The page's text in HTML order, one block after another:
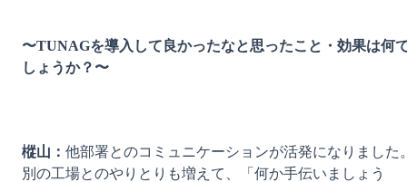
〜TUNAGを導入して良かったなと思ったこと・効果は何
しょうか？〜
樅山： 他部署とのコミュニケーションが活発になりました
別の工場とのやりとりも増えて、「何か手伝いましょう